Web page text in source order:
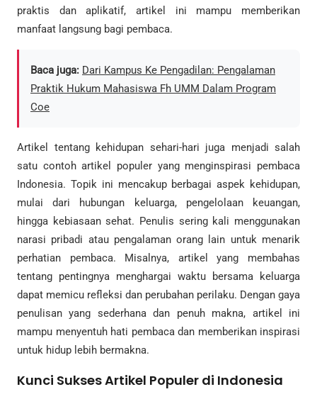
praktis dan aplikatif, artikel ini mampu memberikan
manfaat langsung bagi pembaca.
Baca juga: Dari Kampus Ke Pengadilan: Pengalaman
Praktik Hukum Mahasiswa Fh UMM Dalam Program
Coe
Artikel tentang kehidupan sehari-hari juga menjadi salah
satu contoh artikel populer yang menginspirasi pembaca
Indonesia. Topik ini mencakup berbagai aspek kehidupan,
mulai dari hubungan keluarga, pengelolaan keuangan,
hingga kebiasaan sehat. Penulis sering kali menggunakan
narasi pribadi atau pengalaman orang lain untuk menarik
perhatian pembaca. Misalnya, artikel yang membahas
tentang pentingnya menghargai waktu bersama keluarga
dapat memicu refleksi dan perubahan perilaku. Dengan gaya
penulisan yang sederhana dan penuh makna, artikel ini
mampu menyentuh hati pembaca dan memberikan inspirasi
untuk hidup lebih bermakna.
Kunci Sukses Artikel Populer di Indonesia